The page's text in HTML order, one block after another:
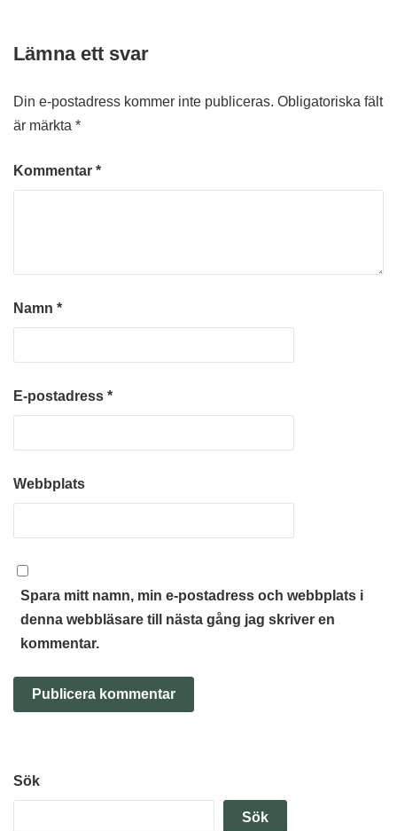
Lämna ett svar
Din e-postadress kommer inte publiceras. Obligatoriska fält
är märkta *
Kommentar *
Namn *
E-postadress *
Webbplats
Spara mitt namn, min e-postadress och webbplats i
denna webbläsare till nästa gång jag skriver en
kommentar.
Sök
Sök